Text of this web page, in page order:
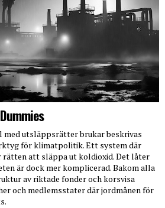
med utsläppsrätter brukar beskrivas
för klimatpolitik. Ett system där
rätten att släppa ut koldioxid. Det låter
är dock mer komplicerad. Bakom alla
av riktade fonder och korsvisa
och medlemsstater där jordmånen för